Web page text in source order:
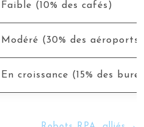
Faible (10% des cafés)
Modéré (30% des aéroports)
En croissance (15% des